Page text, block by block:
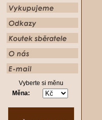
Vyberte si měnu
Měna: